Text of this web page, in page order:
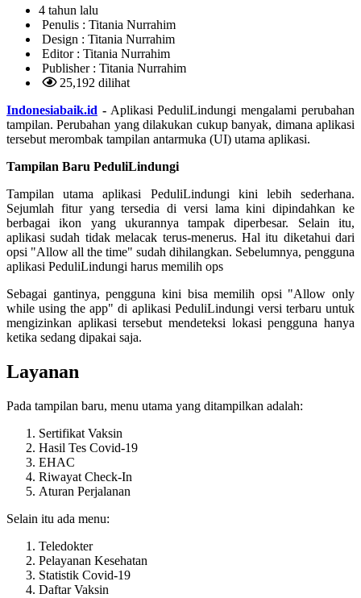
4 tahun lalu
Penulis : Titania Nurrahim
Design : Titania Nurrahim
Editor : Titania Nurrahim
Publisher : Titania Nurrahim
25,192 dilihat
Indonesiabaik.id -Aplikasi PeduliLindungi mengalami perubahan
tampilan. Perubahan yang dilakukan cukup banyak, dimana aplikasi
tersebut merombak tampilan antarmuka (UI) utama aplikasi.
Tampilan Baru PeduliLindungi
Tampilan utama aplikasi PeduliLindungi kini lebih sederhana.
Sejumlah fitur yang tersedia di versi lama kini dipindahkan ke
berbagai ikon yang ukurannya tampak diperbesar. Selain itu,
aplikasi sudah tidak melacak terus-menerus. Hal itu diketahui dari
opsi "Allow all the time" sudah dihilangkan. Sebelumnya, pengguna
aplikasi PeduliLindungi harus memilih ops
Sebagai gantinya, pengguna kini bisa memilih opsi "Allow only
while using the app" di aplikasi PeduliLindungi versi terbaru untuk
mengizinkan aplikasi tersebut mendeteksi lokasi pengguna hanya
ketika sedang dipakai saja.
Layanan
Pada tampilan baru, menu utama yang ditampilkan adalah:
Sertifikat Vaksin
Hasil Tes Covid-19
EHAC
Riwayat Check-In
Aturan Perjalanan
Selain itu ada menu:
Teledokter
Pelayanan Kesehatan
Statistik Covid-19
Daftar Vaksin